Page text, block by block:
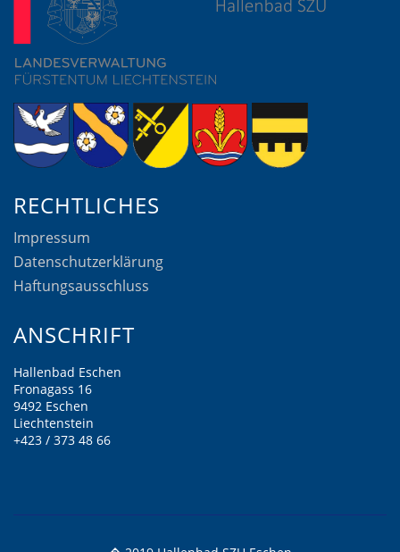
RECHTLICHES
Impressum
Datenschutzerklärung
Haftungsausschluss
ANSCHRIFT
Hallenbad Eschen
Fronagass 16
9492 Eschen
Liechtenstein
+423 / 373 48 66